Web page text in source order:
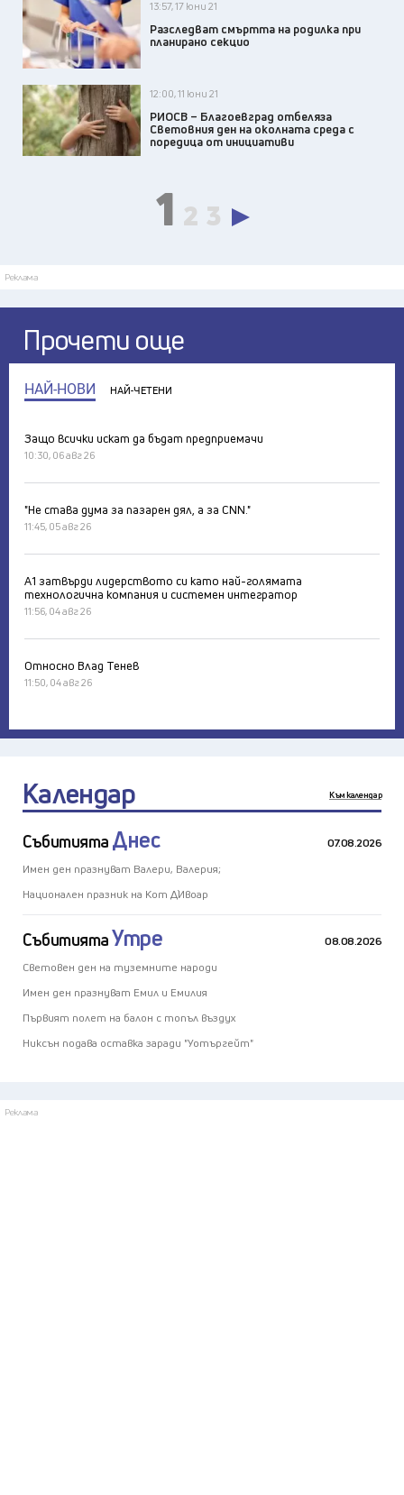
13:57, 17 юни 21
Разследват смъртта на родилка при
планирано секцио
12:00, 11 юни 21
РИОСВ – Благоевград отбеляза
Световния ден на околната среда с
поредица от инициативи
1 2 3
Реклама
Прочети още
НАЙ-НОВИ НАЙ-ЧЕТЕНИ
Защо всички искат да бъдат предприемачи
10:30, 06 авг 26
"Не става дума за пазарен дял, а за CNN."
11:45, 05 авг 26
А1 затвърди лидерството си като най-голямата
технологична компания и системен интегратор
11:56, 04 авг 26
Относно Влад Тенев
11:50, 04 авг 26
Календар Към календар
Събитията Днес
07.08.2026
Имен ден празнуват Валери, Валерия;
Национален празник на Кот Д`Ивоар
СъбитиятаУтре
08.08.2026
Световен ден на туземните народи
Имен ден празнуват Емил и Емилия
Първият полет на балон с топъл въздух
Никсън подава оставка заради "Уотъргейт"
Реклама